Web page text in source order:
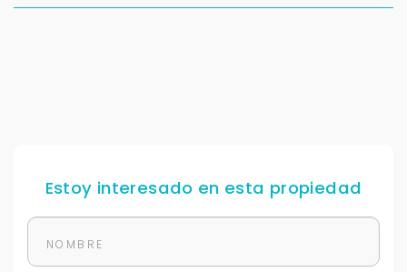
Estoy interesado en esta propiedad